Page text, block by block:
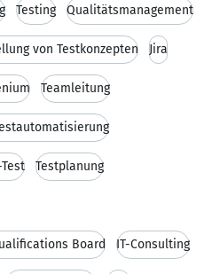
Testing Qualitätsmanagement
von Testkonzepten Jira
Teamleitung
Testplanung
Board IT-Consulting